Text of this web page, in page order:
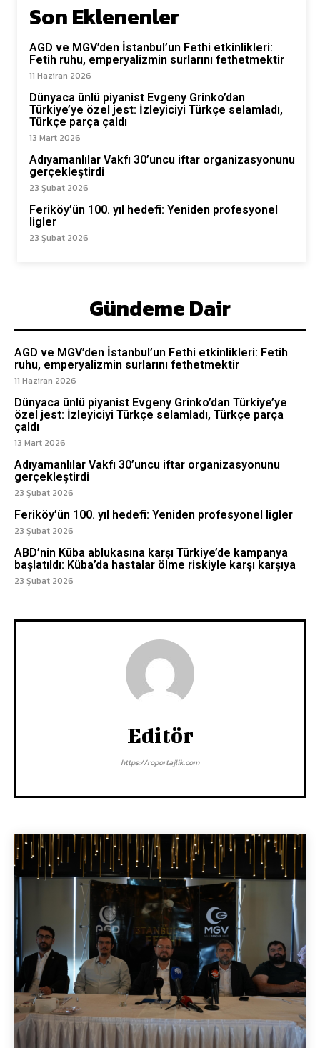
Son Eklenenler
AGD ve MGV’den İstanbul’un Fethi etkinlikleri:
Fetih ruhu, emperyalizmin surlarını fethetmektir
11 Haziran 2026
Dünyaca ünlü piyanist Evgeny Grinko’dan
Türkiye’ye özel jest: İzleyiciyi Türkçe selamladı,
Türkçe parça çaldı
13 Mart 2026
Adıyamanlılar Vakfı 30’uncu iftar organizasyonunu
gerçekleştirdi
23 Şubat 2026
Feriköy’ün 100. yıl hedefi: Yeniden profesyonel
ligler
23 Şubat 2026
Gündeme Dair
AGD ve MGV’den İstanbul’un Fethi etkinlikleri: Fetih
ruhu, emperyalizmin surlarını fethetmektir
11 Haziran 2026
Dünyaca ünlü piyanist Evgeny Grinko’dan Türkiye’ye
özel jest: İzleyiciyi Türkçe selamladı, Türkçe parça
çaldı
13 Mart 2026
Adıyamanlılar Vakfı 30’uncu iftar organizasyonunu
gerçekleştirdi
23 Şubat 2026
Feriköy’ün 100. yıl hedefi: Yeniden profesyonel ligler
23 Şubat 2026
ABD’nin Küba ablukasına karşı Türkiye’de kampanya
başlatıldı: Küba’da hastalar ölme riskiyle karşı karşıya
23 Şubat 2026
Editör
https://roportajlik.com